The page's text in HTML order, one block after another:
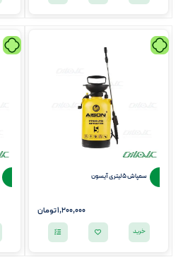
سمپاش 5 لیتری آیسون
1,200,000تومان
خرید